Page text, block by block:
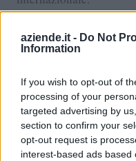
aziende.it - Do Not
Information
If you wish to opt-out of
processing of your
targeted advertising by
section to confirm your
opt-out request is
interest-based ads
PERCHÉ
INTERNATIONAL
Il caso sopra riportato
successo ottenuti
all’esperienza
Firm. Specializzato nel
lo studio offre un